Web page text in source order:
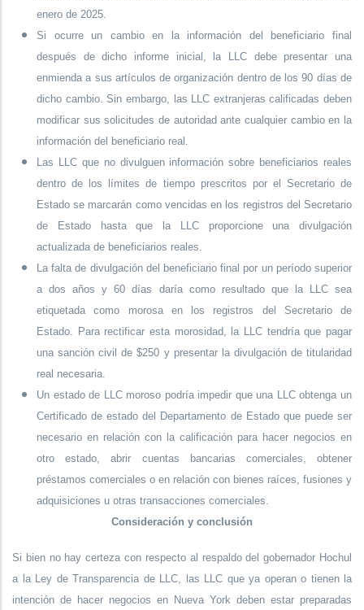
enero de 2025.
Si ocurre un cambio en la información del beneficiario final
después de dicho informe inicial, la LLC debe presentar una
enmienda a sus artículos de organización dentro de los 90 días de
dicho cambio. Sin embargo, las LLC extranjeras calificadas deben
modificar sus solicitudes de autoridad ante cualquier cambio en la
información del beneficiario real.
Las LLC que no divulguen información sobre beneficiarios reales
dentro de los límites de tiempo prescritos por el Secretario de
Estado se marcarán como vencidas en los registros del Secretario
de Estado hasta que la LLC proporcione una divulgación
actualizada de beneficiarios reales.
La falta de divulgación del beneficiario final por un período superior
a dos años y 60 días daría como resultado que la LLC sea
etiquetada como morosa en los registros del Secretario de
Estado. Para rectificar esta morosidad, la LLC tendría que pagar
una sanción civil de $250 y presentar la divulgación de titularidad
real necesaria.
Un estado de LLC moroso podría impedir que una LLC obtenga un
Certificado de estado del Departamento de Estado que puede ser
necesario en relación con la calificación para hacer negocios en
otro estado, abrir cuentas bancarias comerciales, obtener
préstamos comerciales o en relación con bienes raíces, fusiones y
adquisiciones u otras transacciones comerciales.
Consideración y conclusión
Si bien no hay certeza con respecto al respaldo del gobernador Hochul
a la Ley de Transparencia de LLC, las LLC que ya operan o tienen la
intención de hacer negocios en Nueva York deben estar preparadas